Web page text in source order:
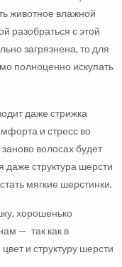
животное влажной
разобраться с этой
загрязнена, то для
полноценно искупать
даже стрижка
и стресс во
волосах будет
структура шерсти
мягкие шерстинки.
хорошенько
— так как в
и структуру шерсти